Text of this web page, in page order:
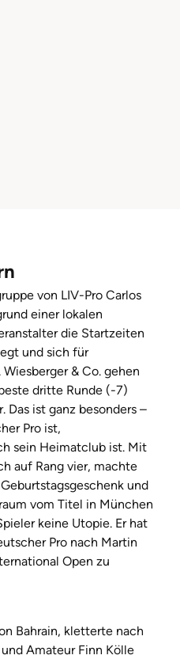
von LIV-Pro Carlos
einer lokalen
die Startzeiten
und sich für
& Co. gehen
dritte Runde (-7)
Das ist ganz besonders –
Pro ist,
sein Heimatclub ist. Mit
auf Rang vier, machte
und
vom Titel in München
keine Utopie. Er hat
Pro nach Martin
Open zu
Bahrain, kletterte nach
Amateur Finn Kölle